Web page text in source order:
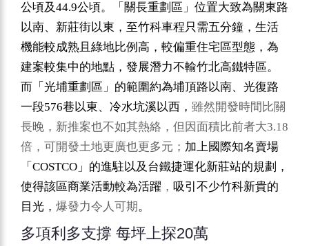
公頃及44.9公頃。「關長重劃區」位置大致為關東路
以南、新莊街以東，至竹科車程只需五分鐘，生活
機能較成熟且綠地比例高，較偏重住宅區型態，為
建案較集中的地點，發展潛力不輸竹北高鐵特區。
而「光埔重劃區」的範圍約為埔頂路以南、光復路
一段576巷以東、冷水坑溪以西， 雖然開發時間比關
長晚，新推案也不如其熱絡，但因面積比前者大3.18
倍，可開發土地更廣也更多元； 加上國際知名賣場
「 COSTCO 」的進駐以及 台鐵捷運化新莊站的規劃，
使得該區商業活動較為活躍 ， 吸引不少竹科新貴的
目光 ， 爆發力令人可期。
多項利多支撐 每坪上探20萬